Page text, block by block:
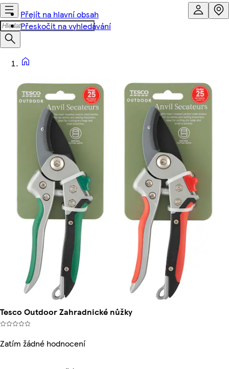
Přejít na hlavní obsah
Přeskočit na vyhledávání
Tesco Outdoor Zahradnické nůžky
Zatím žádné hodnocení